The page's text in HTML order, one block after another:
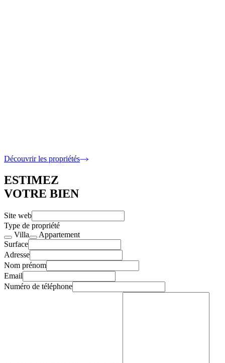
5 Chambres · 317 m2 intérieur
Découvrir les propriétés
ESTIMEZ
VOTRE BIEN
Site web
Type de propriété
Villa
Appartement
Surface
Adresse
Nom prénom
Email
Numéro de téléphone